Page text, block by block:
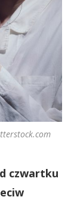
czwartku